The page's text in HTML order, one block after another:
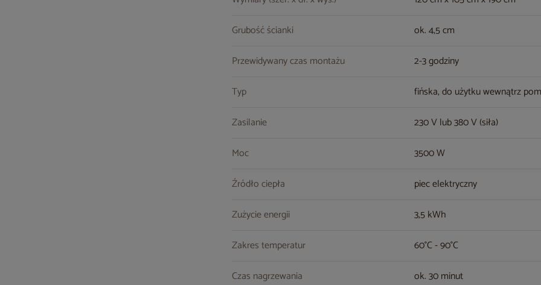
Grubość ścianki
ok. 4,5 cm
Przewidywany czas montażu
2-3 godziny
Typ
fińska, do użytku wewnątrz
Zasilanie
230 V lub 380 V (siła)
Moc
3500 W
Źródło ciepła
piec elektryczny
Zużycie energii
3,5 kWh
Zakres temperatur
60°C - 90°C
Czas nagrzewania
ok. 30 minut